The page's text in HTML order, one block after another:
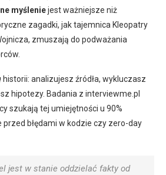
myśleniejest ważniejsze niż
zagadki, jak tajemnica Kleopatry
zmuszają do podważania
historii: analizujesz źródła, wykluczasz
hipotezy. Badania z interviewme.pl
szukają tej umiejętności u 90%
błędami w kodzie czy zero-day
jest w stanie oddzielać fakty od